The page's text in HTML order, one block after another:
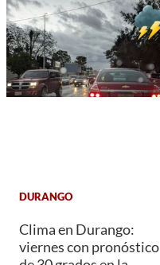
DURANGO
Clima en Durango:
viernes con pronóstico